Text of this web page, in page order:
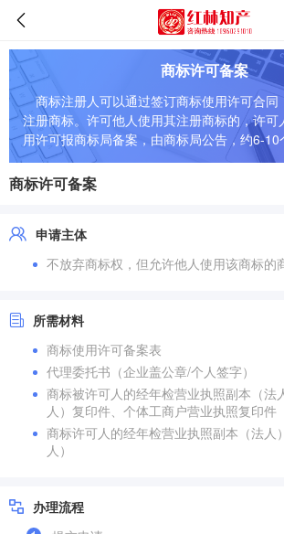
商标许可备案
商标注册人可以通过签订商标使用许可合同
注册商标。许可他人使用其注册商标的，许可
用许可报商标局备案，由商标局公告，约6-10
商标许可备案
申请主体
不放弃商标权，但允许他人使用该商标的
所需材料
商标使用许可备案表
代理委托书（企业盖公章/个人签字）
商标被许可人的经年检营业执照副本（法
人）复印件、个体工商户营业执照复印件
商标许可人的经年检营业执照副本（法人
人）
办理流程